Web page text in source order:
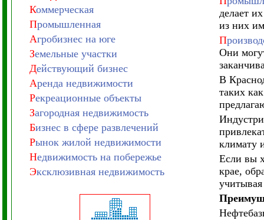
Коммерческая
Промышленная
Агробизнес на юге
Земельные участки
Действующий бизнес
Аренда недвижимости
Рекреационные объекты
Загородная недвижимость
Бизнес в сфере развлечений
Рынок жилой недвижимости
Недвижимость на побережье
Эксклюзивная недвижимость
делает
из них
П
Они
В
таких
климату
Если вы
крае,